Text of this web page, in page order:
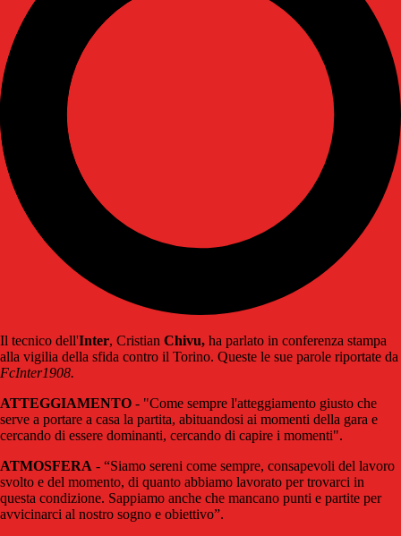
Il tecnico dell'Inter, Cristian Chivu, ha parlato in conferenza stampa
alla vigilia della sfida contro il Torino. Queste le sue parole riportate da
FcInter1908.
ATTEGGIAMENTO - "Come sempre l'atteggiamento giusto che
serve a portare a casa la partita, abituandosi ai momenti della gara e
cercando di essere dominanti, cercando di capire i momenti".
ATMOSFERA - “Siamo sereni come sempre, consapevoli del lavoro
svolto e del momento, di quanto abbiamo lavorato per trovarci in
questa condizione. Sappiamo anche che mancano punti e partite per
avvicinarci al nostro sogno e obiettivo”.